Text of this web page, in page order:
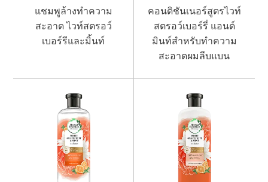
แชมพูล้างทำความ
สะอาด ไวท์สตรอว์
เบอร์รีและมิ้นท์
คอนดิชันเนอร์สูตรไวท์
สตรอว์เบอร์รี่ แอนด์
มินท์สำหรับทำความ
สะอาดผมลีบแบน